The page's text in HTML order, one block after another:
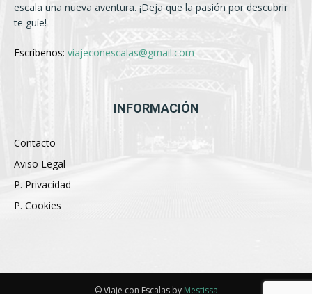
escala una nueva aventura. ¡Deja que la pasión por descubrir
te guíe!
Escríbenos: viajeconescalas@gmail.com
INFORMACIÓN
Contacto
Aviso Legal
P. Privacidad
P. Cookies
© Viaje con Escalas by Mestissa